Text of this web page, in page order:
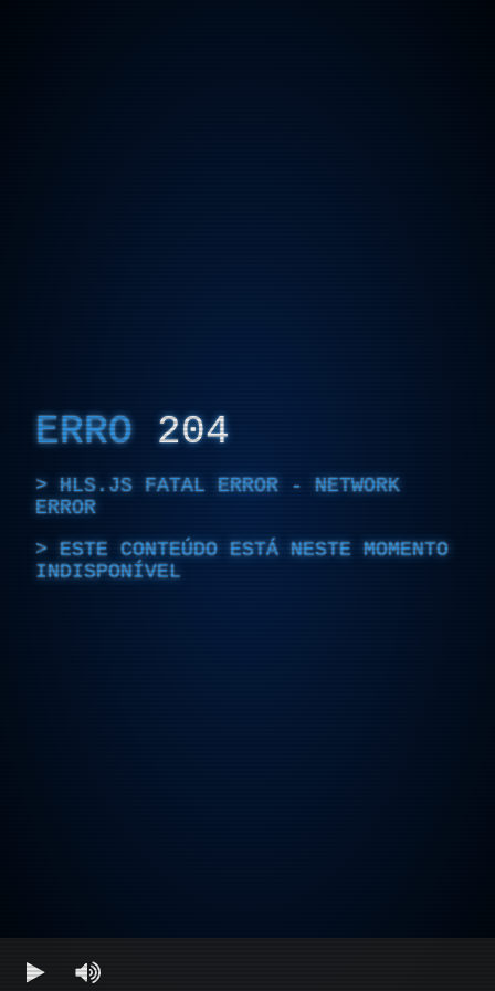
ERRO 204
HLS.JS FATAL ERROR - NETWORK
ERROR
ESTE CONTEÚDO ESTÁ NESTE MOMENTO
INDISPONÍVEL